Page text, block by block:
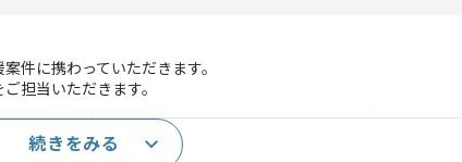
件に携わっていただきます。
担当いただきます。
続きをみる